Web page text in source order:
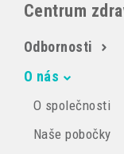
Centrum
Odbornosti
O nás
O společnosti
Naše pobočky